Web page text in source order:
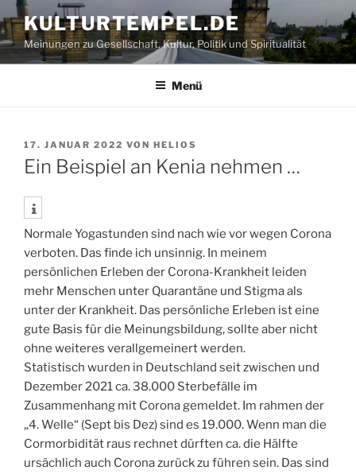
Zum
Inhalt
springen
KULTURTEMPEL.DE
Meinungen zu Gesellschaft, Kultur, Politik und Spiritualität
Menü
VERÖFFENTLICHT
AM
17. JANUAR 2022 VON HELIOS
Ein Beispiel an Kenia nehmen …
Normale Yogastunden sind nach wie vor wegen Corona
verboten. Das finde ich unsinnig. In meinem
persönlichen Erleben der Corona-Krankheit leiden
mehr Menschen unter Quarantäne und Stigma als
unter der Krankheit. Das persönliche Erleben ist eine
gute Basis für die Meinungsbildung, sollte aber nicht
ohne weiteres verallgemeinert werden.
Statistisch wurden in Deutschland seit zwischen und
Dezember 2021 ca. 38.000 Sterbefälle im
Zusammenhang mit Corona gemeldet. Im rahmen der
„4. Welle“ (Sept bis Dez) sind es 19.000. Wenn man die
Cormorbidität raus rechnet dürften ca. die Hälfte
ursächlich auch Corona zurück zu führen sein. Das sind